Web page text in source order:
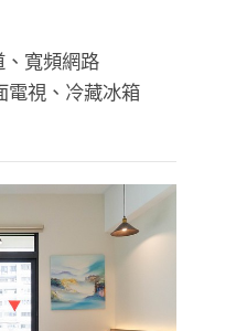
、寬頻網路
電視、冷藏冰箱